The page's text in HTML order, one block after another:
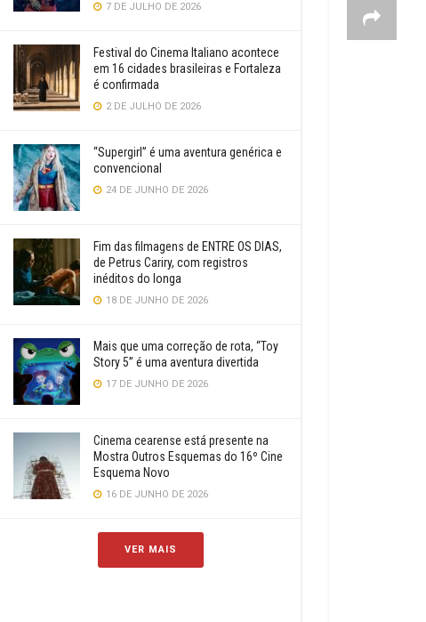
7 DE JULHO DE 2026
Festival do Cinema Italiano acontece
em 16 cidades brasileiras e Fortaleza
é confirmada
2 DE JULHO DE 2026
“Supergirl” é uma aventura genérica e
convencional
24 DE JUNHO DE 2026
Fim das filmagens de ENTRE OS DIAS,
de Petrus Cariry, com registros
inéditos do longa
18 DE JUNHO DE 2026
Mais que uma correção de rota, “Toy
Story 5” é uma aventura divertida
17 DE JUNHO DE 2026
Cinema cearense está presente na
Mostra Outros Esquemas do 16º Cine
Esquema Novo
16 DE JUNHO DE 2026
VER MAIS